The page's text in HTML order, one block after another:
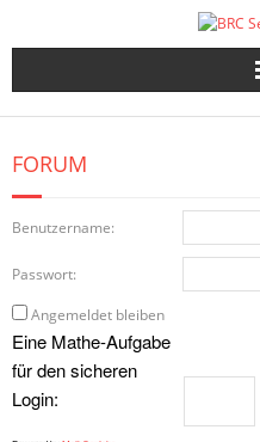
FORUM
Benutzername:
Passwort:
Angemeldet bleiben
Eine Mathe-Aufgabe
für den sicheren
Login: